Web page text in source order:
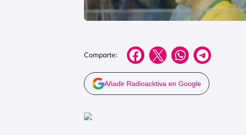
Comparte:
Añadir Radioacktiva en Google